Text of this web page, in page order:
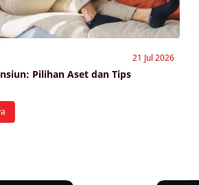
21 Jul 2026
Pilihan Aset dan Tips